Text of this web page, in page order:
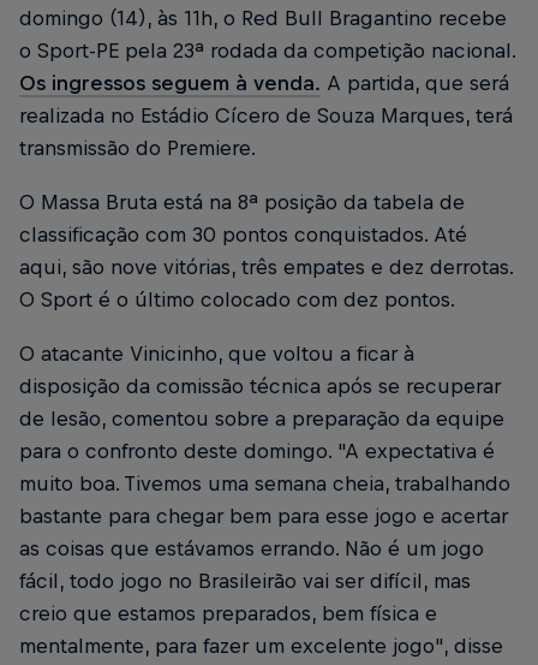
domingo (14), às 11h, o Red Bull Bragantino recebe
o Sport-PE pela 23ª rodada da competição nacional.
Os ingressos seguem à venda. A partida, que será
realizada no Estádio Cícero de Souza Marques, terá
transmissão do Premiere.
O Massa Bruta está na 8ª posição da tabela de
classificação com 30 pontos conquistados. Até
aqui, são nove vitórias, três empates e dez derrotas.
O Sport é o último colocado com dez pontos.
O atacante Vinicinho, que voltou a ficar à
disposição da comissão técnica após se recuperar
de lesão, comentou sobre a preparação da equipe
para o confronto deste domingo. "A expectativa é
muito boa. Tivemos uma semana cheia, trabalhando
bastante para chegar bem para esse jogo e acertar
as coisas que estávamos errando. Não é um jogo
fácil, todo jogo no Brasileirão vai ser difícil, mas
creio que estamos preparados, bem física e
mentalmente, para fazer um excelente jogo", disse